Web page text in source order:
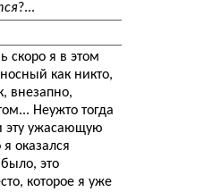
?...
скоро я в этом
как никто,
внезапно,
Неужто тогда
эту ужасающую
оказался
это
которое я уже